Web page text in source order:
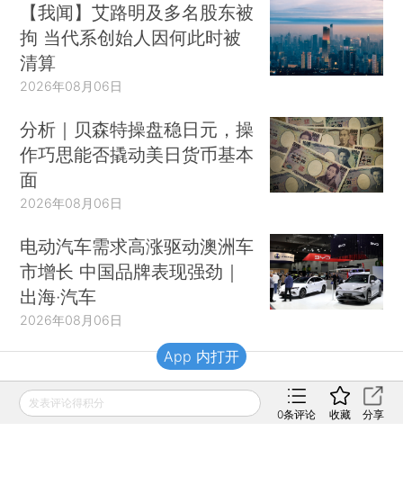
【我闻】艾路明及多名股东被
拘 当代系创始人因何此时被
清算
2026年08月06日
分析｜贝森特操盘稳日元，操
作巧思能否撬动美日货币基本
面
2026年08月06日
电动汽车需求高涨驱动澳洲车
市增长 中国品牌表现强劲｜
出海·汽车
2026年08月06日
财新移动
发表评论得积分
0条评论 收藏 分享
App 内打开